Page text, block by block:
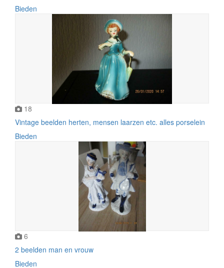
Bieden
18
Vintage beelden herten, mensen laarzen etc. alles porselein
Bieden
6
2 beelden man en vrouw
Bieden